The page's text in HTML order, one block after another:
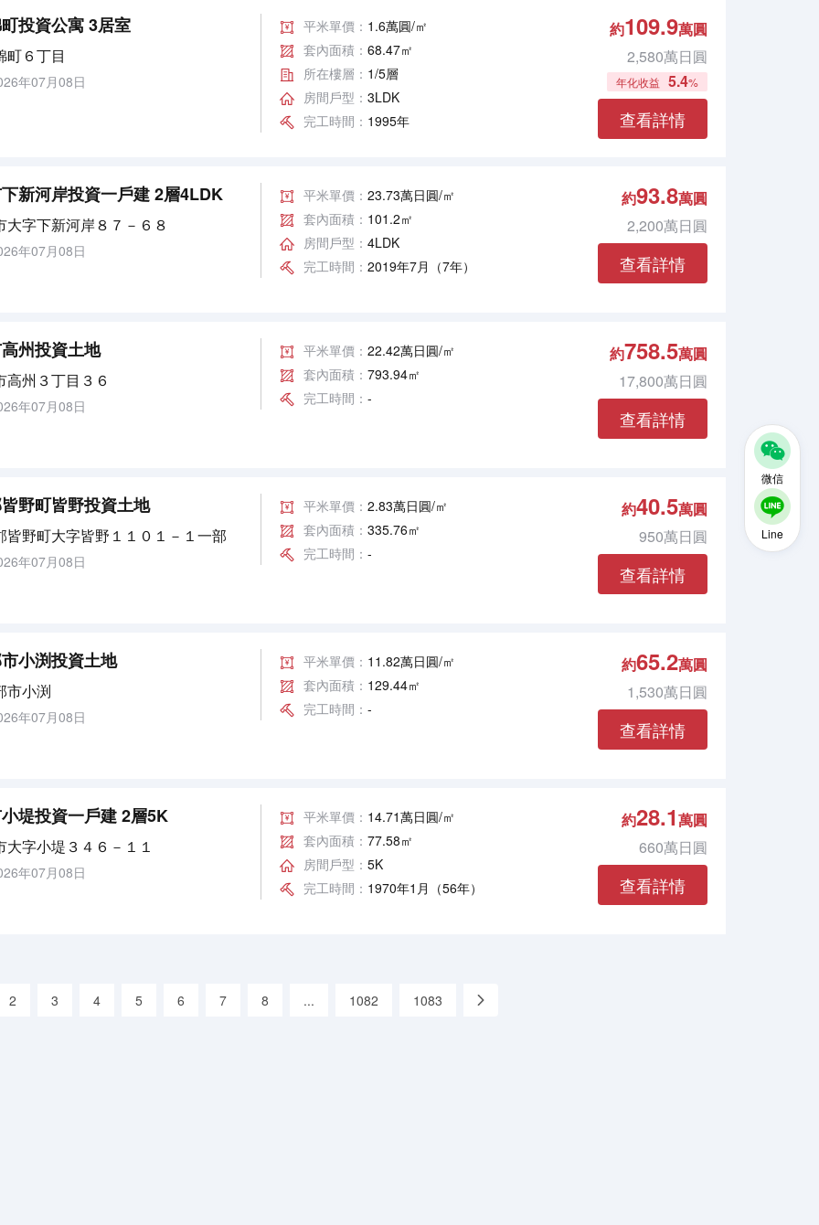
微信
Line
投資公寓 3居室
町６丁目
年07月08日
平米單價： 1.6萬圓/㎡
套內面積：68.47㎡
所在樓層： 1/5層
房間戶型：3LDK
完工時間： 1995年
約109.9萬圓
2,580萬日圓
年化收益 5.4%
查看詳情
新河岸投資一戶建 2層4LDK
大字下新河岸８７－６８
年07月08日
平米單價：23.73萬日圓/㎡
套內面積： 101.2㎡
房間戶型：4LDK
完工時間：2019年7月（7年）
約93.8萬圓
2,200萬日圓
查看詳情
州投資土地
高州３丁目３６
年07月08日
平米單價：22.42萬日圓/㎡
套內面積：793.94㎡
完工時間：-
約758.5萬圓
17,800萬日圓
查看詳情
野町皆野投資土地
皆野町大字皆野１１０１－１一部
年07月08日
平米單價：2.83萬日圓/㎡
套內面積：335.76㎡
完工時間：-
約40.5萬圓
950萬日圓
查看詳情
小渕投資土地
市小渕
年07月08日
平米單價： 11.82萬日圓/㎡
套內面積： 129.44㎡
完工時間：-
約65.2萬圓
1,530萬日圓
查看詳情
堤投資一戶建 2層5K
大字小堤３４６－１１
年07月08日
平米單價： 14.71萬日圓/㎡
套內面積：77.58㎡
房間戶型：5K
完工時間： 1970年1月（56年）
約28.1萬圓
660萬日圓
查看詳情
2 3 4 5 6 7 8 ... 1082 1083 »